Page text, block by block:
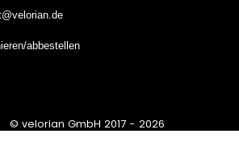
abbestellen
© velorian GmbH 2017 - 2026